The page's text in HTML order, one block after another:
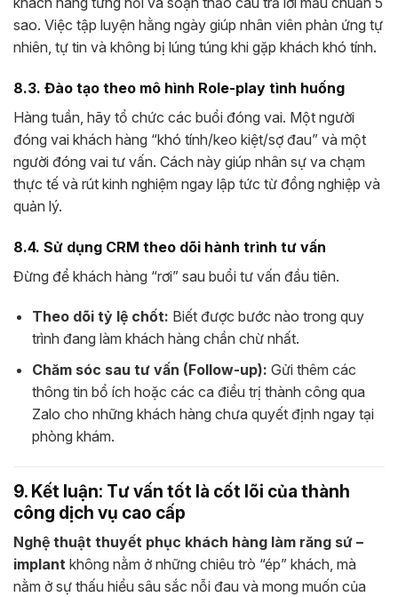
sao. Việc tập luyện hằng ngày giúp nhân viên phản ứng tự
nhiên, tự tin và không bị lúng túng khi gặp khách khó tính.
8.3. Đào tạo theo mô hình Role-play tình huống
Hàng tuần, hãy tổ chức các buổi đóng vai. Một người
đóng vai khách hàng “khó tính/keo kiệt/sợ đau” và một
người đóng vai tư vấn. Cách này giúp nhân sự va chạm
thực tế và rút kinh nghiệm ngay lập tức từ đồng nghiệp và
quản lý.
8.4. Sử dụng CRM theo dõi hành trình tư vấn
Đừng để khách hàng “rơi” sau buổi tư vấn đầu tiên.
Theo dõi tỷ lệ chốt: Biết được bước nào trong quy
trình đang làm khách hàng chần chừ nhất.
Chăm sóc sau tư vấn (Follow-up): Gửi thêm các
thông tin bổ ích hoặc các ca điều trị thành công qua
Zalo cho những khách hàng chưa quyết định ngay tại
phòng khám.
9. Kết luận: Tư vấn tốt là cốt lõi của thành
công dịch vụ cao cấp
Nghệ thuật thuyết phục khách hàng làm răng sứ –
implant không nằm ở những chiêu trò “ép” khách, mà
nằm ở sự thấu hiểu sâu sắc nỗi đau và mong muốn của